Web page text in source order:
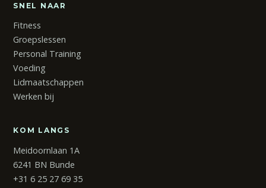
SNEL NAAR
Fitness
Groepslessen
Personal Training
Voeding
Lidmaatschappen
Werken bij
KOM LANGS
Meidoornlaan 1A
6241 BN Bunde
+31 6 25 27 69 35